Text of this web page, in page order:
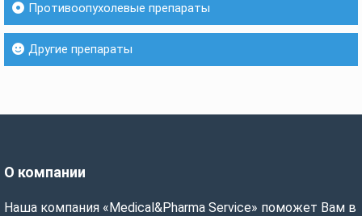
Противоопухолевые препараты
Другие препараты
О компании
Наша компания «Medical&Pharma Service» поможет Вам в